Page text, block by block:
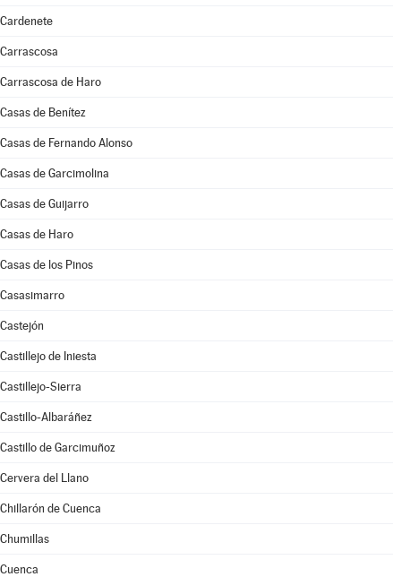
Cardenete
Carrascosa
Carrascosa de Haro
Casas de Benítez
Casas de Fernando Alonso
Casas de Garcimolina
Casas de Guijarro
Casas de Haro
Casas de los Pinos
Casasimarro
Castejón
Castillejo de Iniesta
Castillejo-Sierra
Castillo-Albaráñez
Castillo de Garcimuñoz
Cervera del Llano
Chillarón de Cuenca
Chumillas
Cuenca